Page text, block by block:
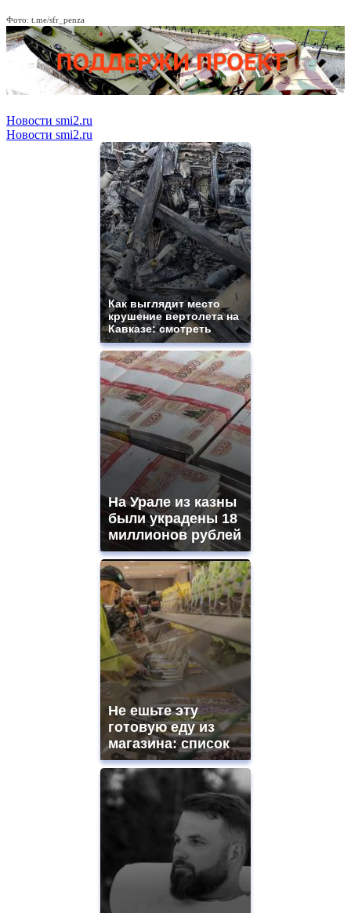
Фото: t.me/sfr_penza
Новости smi2.ru
Новости smi2.ru
Как выглядит место
крушение вертолета на
Кавказе: смотреть
На Урале из казны
были украдены 18
миллионов рублей
Не ешьте эту
готовую еду из
магазина: список